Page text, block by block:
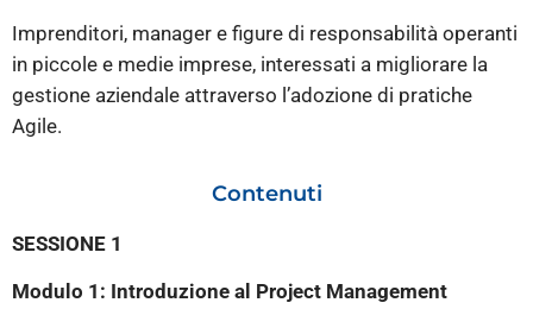
Imprenditori, manager e figure di responsabilità operanti
in piccole e medie imprese, interessati a migliorare la
gestione aziendale attraverso l’adozione di pratiche
Agile.
Contenuti
SESSIONE 1
Modulo 1: Introduzione al Project Management